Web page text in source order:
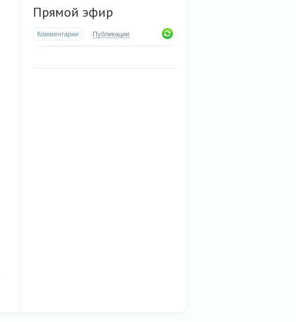
Прямой эфир
Комментарии Публикации